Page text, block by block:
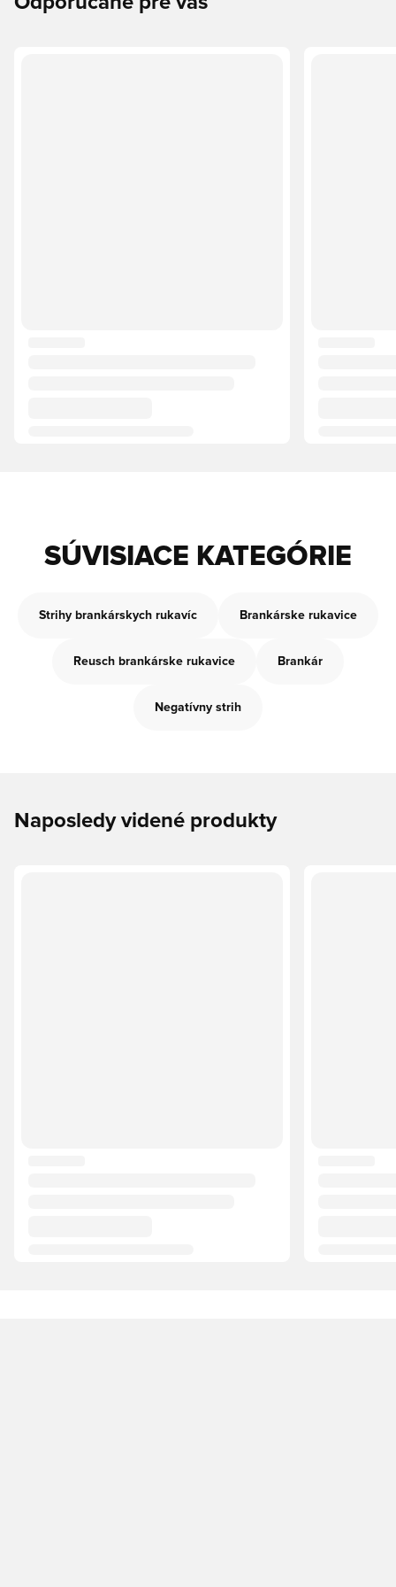
SÚVISIACE KATEGÓRIE
Strihy brankárskych rukavíc Brankárske rukavice
Reusch brankárske rukavice Brankár
Negatívny strih
Naposledy videné produkty